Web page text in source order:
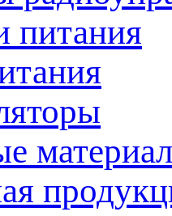
питания